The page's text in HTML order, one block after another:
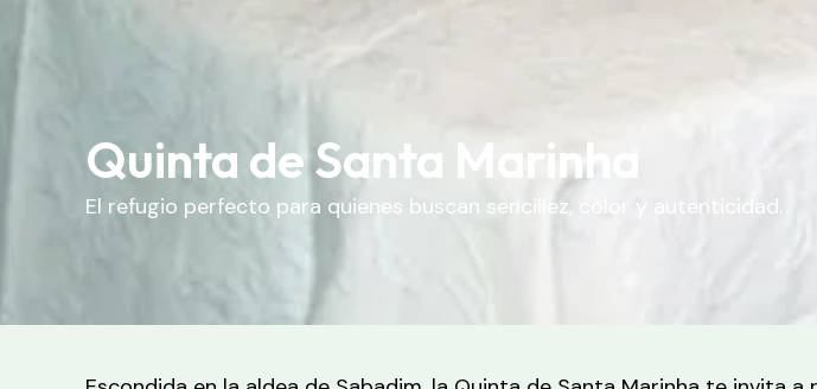
Quinta de Santa Marinha
El refugio perfecto para quienes buscan sencillez, color y autenticidad.